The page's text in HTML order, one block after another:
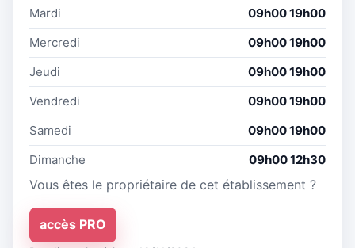
Mardi
09h00 19h00
Mercredi
09h00 19h00
Jeudi
09h00 19h00
Vendredi
09h00 19h00
Samedi
09h00 19h00
Dimanche
09h00 12h30
Vous êtes le propriétaire de cet établissement ?
accès PRO